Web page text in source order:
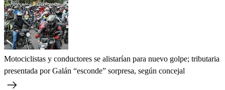
Motociclistas y conductores se alistarían para nuevo golpe; tributaria
presentada por Galán “esconde” sorpresa, según concejal